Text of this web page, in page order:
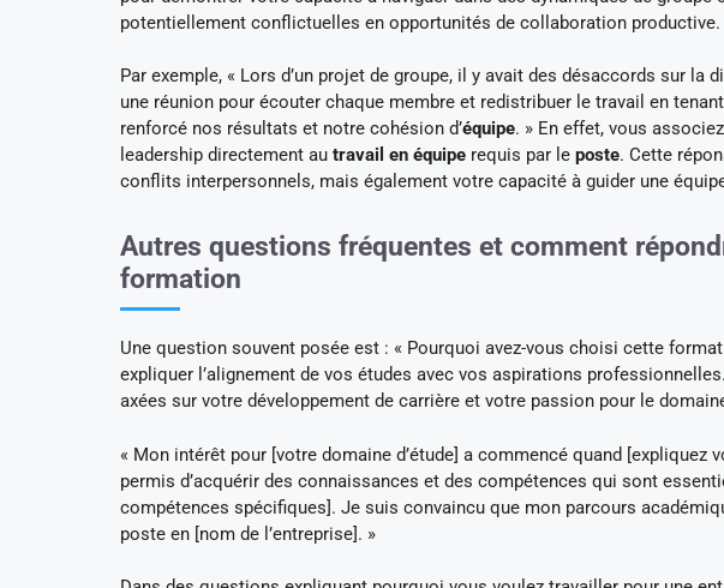
potentiellement conflictuelles en opportunités de collaboration productive.
Par exemple, « Lors d’un projet de groupe, il y avait des désaccords sur la
une réunion pour écouter chaque membre et redistribuer le travail en
renforcé nos résultats et notre cohésion d’équipe. » En effet, vous
leadership directement au travail en équipe requis par le poste. Cette
conflits interpersonnels, mais également votre capacité à guider une
Autres questions fréquentes et comment
formation
Une question souvent posée est : « Pourquoi avez-vous choisi cette
expliquer l’alignement de vos études avec vos aspirations
axées sur votre développement de carrière et votre passion pour le
« Mon intérêt pour [votre domaine d’étude] a commencé quand
permis d’acquérir des connaissances et des compétences qui sont
compétences spécifiques]. Je suis convaincu que mon parcours
poste en [nom de l’entreprise]. »